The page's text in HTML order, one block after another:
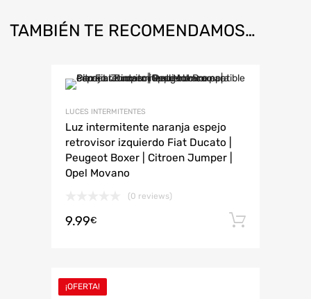
TAMBIÉN TE RECOMENDAMOS…
LUCES INTERMITENTES
Luz intermitente naranja espejo
retrovisor izquierdo Fiat Ducato |
Peugeot Boxer | Citroen Jumper |
Opel Movano
(0 reviews)
9.99€
¡OFERTA!